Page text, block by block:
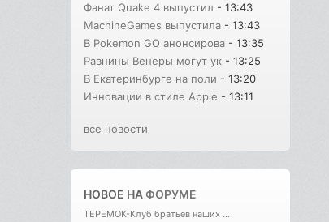
Фанат Quake 4 выпустил - 13:43
MachineGames выпустила - 13:43
В Pokemon GO анонсирова - 13:35
Равнины Венеры могут ук - 13:25
В Екатеринбурге на поли - 13:20
Инновации в стиле Apple - 13:11
все новости
НОВОЕ НАФОРУМЕ
ТЕРЕМОК-Клуб братьев наших ...